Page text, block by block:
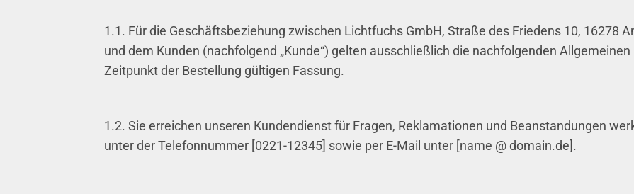
1.1. Für die Geschäftsbeziehung zwischen Lichtfuchs GmbH, Straße des Friedens 10, 16278
und dem Kunden (nachfolgend „Kunde“) gelten ausschließlich die nachfolgenden
Zeitpunkt der Bestellung gültigen Fassung.
1.2. Sie erreichen unseren Kundendienst für Fragen, Reklamationen und Beanstandungen
unter der Telefonnummer [0221-12345] sowie per E-Mail unter [name @ domain.de].